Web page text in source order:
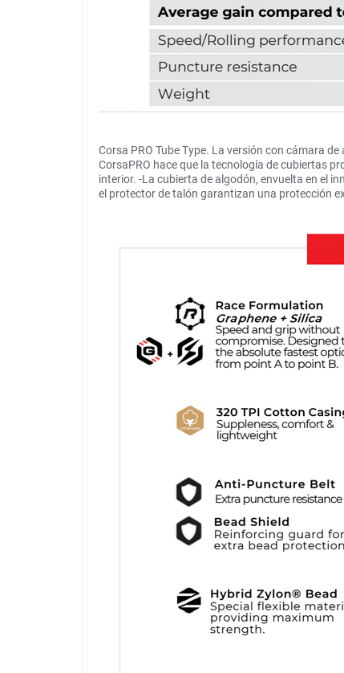
Corsa PRO Tube Type. La versión con cámara
CorsaPRO hace que la tecnología de cubiertas
interior. -La cubierta de algodón, envuelta en el
el protector de talón garantizan una protección